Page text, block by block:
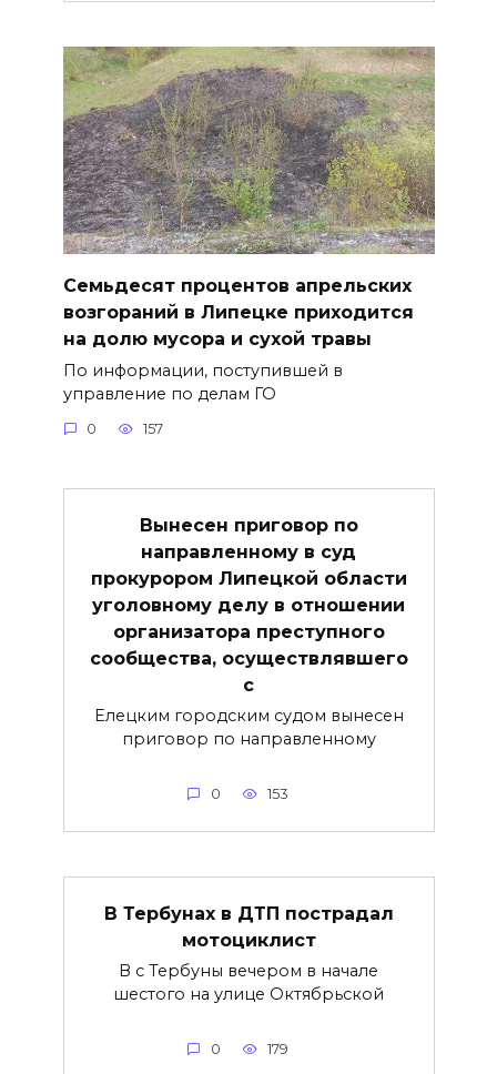
Семьдесят процентов апрельских
возгораний в Липецке приходится
на долю мусора и сухой травы
По информации, поступившей в
управление по делам ГО
0 157
Вынесен приговор по
направленному в суд
прокурором Липецкой области
уголовному делу в отношении
организатора преступного
сообщества, осуществлявшего
с
Елецким городским судом вынесен
приговор по направленному
0 153
В Тербунах в ДТП пострадал
мотоциклист
В с Тербуны вечером в начале
шестого на улице Октябрьской
0 179